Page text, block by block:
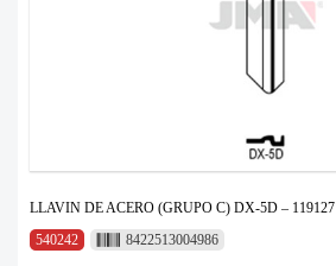
LLAVIN DE ACERO (GRUPO C) DX-5D – 119127
540242
8422513004986